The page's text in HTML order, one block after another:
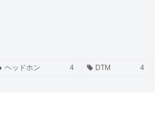
ヘッドホン 4 DTM 4